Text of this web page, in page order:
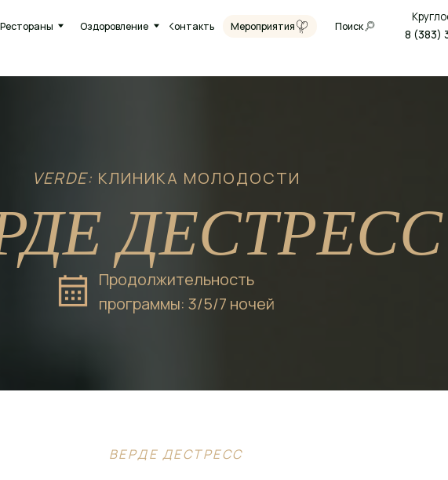
Контакты
Оздоровление Мероприятия Поиск
8 (383) 388-58-92
ДЕСТРЕСС
VERDE: КЛИНИКА МОЛОДОСТИ
Продолжительность
программы: 3/5/7 ночей
ВЕРДЕ ДЕСТРЕСС